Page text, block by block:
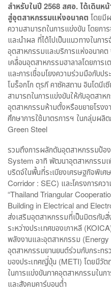
สำหรับในปี 2568 สศอ. ได้เดินห
สู่อุตสาหกรรมแห่งอนาคต โดยมี
ความสามารถในการแข่งขัน โดยก
และนำผล ที่ได้ไปเป็นแนวทางในก
อุตสาหกรรมและบริการแห่งอนาค
เคลื่อนอุตสาหกรรมฮาลาลโดยการ
และการเชื่อมโยงความร่วมมือกับป
โมร็อกโก ตุรกี คาซัคสถาน อินโดนีเ
สามารถในการแข่งขันให้กับอุตสาห
อุตสาหกรรมห้ามตั้งหรือขยายโรงง
ศึกษาการใช้มาตรการฯ ในกลุ่มผลิ
Green Steel
รวมถึงการผลักดันอุตสาหกรรมป้อ
System อาทิ พัฒนาอุตสาหกรรม
บริดจ์ในพื้นที่ระเบียงเศรษฐกิจพิเ
Corridor : SEC) และโครงการควา
“Thailand Triangular
Building in Electrical and
ส่งเสริมอุตสาหกรรมที่เป็นมิตรกับ
ระหว่างประเทศของเกาหลี
พลังงานและอุตสาหกรรม
อุตสาหกรรมยานยนต์ร่วมกับกระท
ของประเทศญี่ปุ่น (METI) โดยมีวัต
ในการแข่งขันภาคอุตสาหกรรมในก
และสังคมคาร์บอนต่ำ